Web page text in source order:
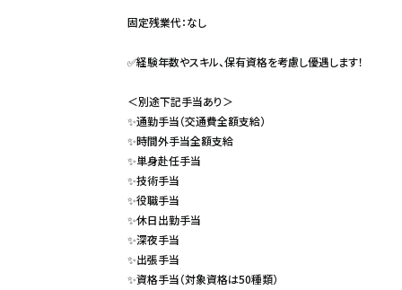
固定残業代：なし
✅経験年数やスキル、保有資格を考慮し優遇します！
＜別途下記手当あり＞
✨通勤手当（交通費全額支給）
✨時間外手当全額支給
✨単身赴任手当
✨技術手当
✨役職手当
✨休日出勤手当
✨深夜手当
✨出張手当
✨資格手当（対象資格は50種類）